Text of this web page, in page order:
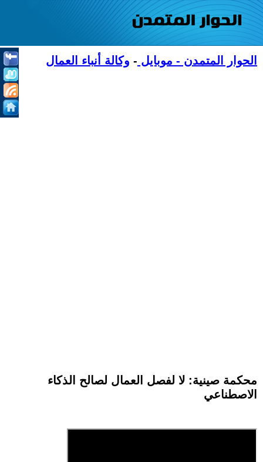
الحوار المتمدن - موبايل - وكالة أنباء العمال
محكمة صينية: لا لفصل العمال لصالح الذكاء
الاصطناعي